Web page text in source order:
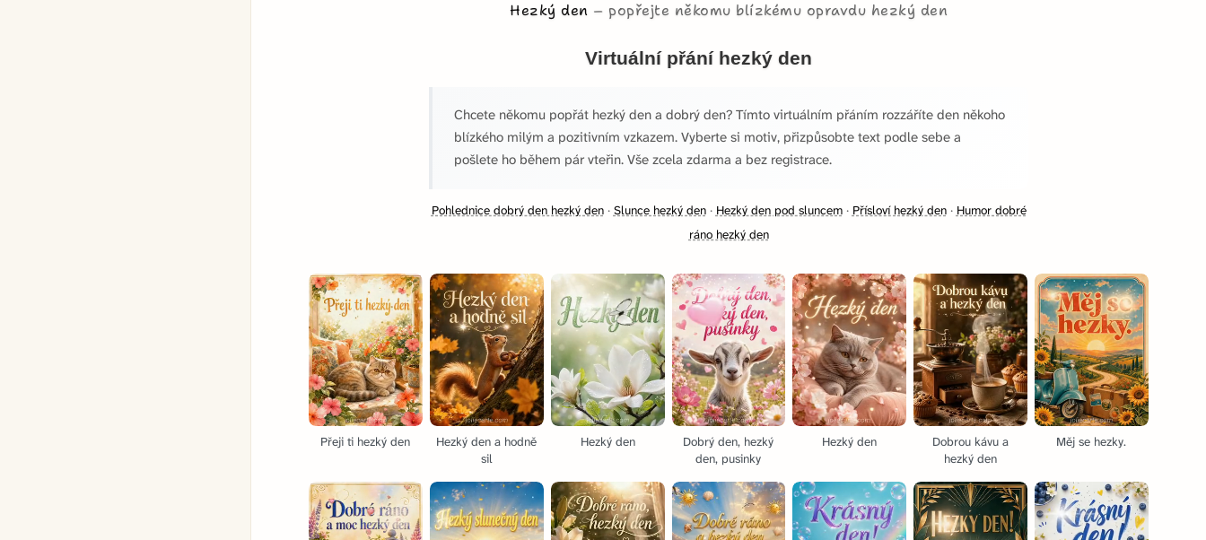
Hezký den popřejte někomu blízkému opravdu hezký den
Virtuální přání hezký den
Chcete někomu popřát hezký den a dobrý den? Tímto virtuálním přáním rozzáříte den někoho
blízkého milým a pozitivním vzkazem. Vyberte si motiv, přizpůsobte text podle sebe a
pošlete ho během pár vteřin. Vše zcela zdarma a bez registrace.
Pohlednice dobrý den hezký den· Slunce hezký den· Hezký den pod sluncem· Přísloví hezký den· Humor dobré
ráno hezký den
Přeji ti hezký den
Hezký den a hodně
sil
Hezký den
Dobrý den, hezký
den, pusinky
Hezký den
Dobrou kávu a
hezký den
Měj se hezky.